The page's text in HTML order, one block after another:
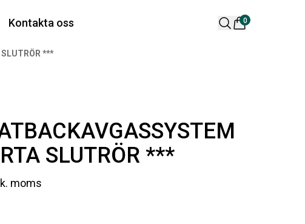
Kontakta oss 0
Din varukorg är tom
Populära produkter
SLUTRÖR ***
SLUTRÖR ***
moms